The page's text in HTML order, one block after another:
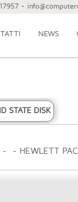
-
NEWS
STATE DISK
- - HEWLETT